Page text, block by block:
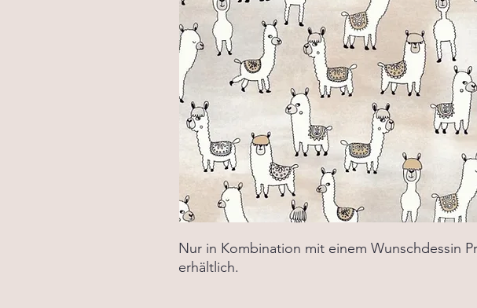
Nur in Kombination mit einem Wunschdessin
erhältlich.